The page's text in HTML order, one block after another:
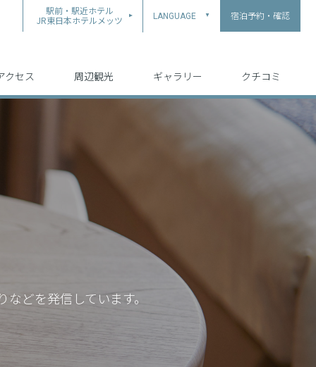
駅前・駅近ホテル
JR東日本ホテルメッツ
LANGUAGE ▲ 宿泊予約・確認
クセス 周辺観光 ギャラリー クチコミ
どを発信しています。